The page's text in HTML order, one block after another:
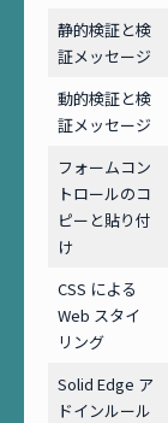
静的検証と検
証メッセージ
動的検証と検
証メッセージ
フォームコン
トロールのコ
ピーと貼り付
け
CSS による
Web スタイ
リング
Solid Edge ア
ドインルール